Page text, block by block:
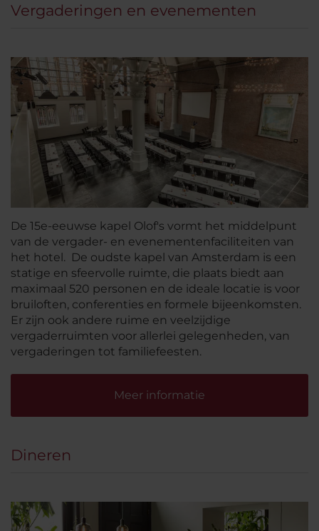
Vergaderingen en evenementen
De 15e-eeuwse kapel Olof's vormt het middelpunt
van de vergader- en evenementenfaciliteiten van
het hotel. De oudste kapel van Amsterdam is een
statige en sfeervolle ruimte, die plaats biedt aan
maximaal 520 personen en de ideale locatie is voor
bruiloften, conferenties en formele bijeenkomsten.
Er zijn ook andere ruime en veelzijdige
vergaderruimten voor allerlei gelegenheden, van
vergaderingen tot familiefeesten.
Meer informatie
Dineren